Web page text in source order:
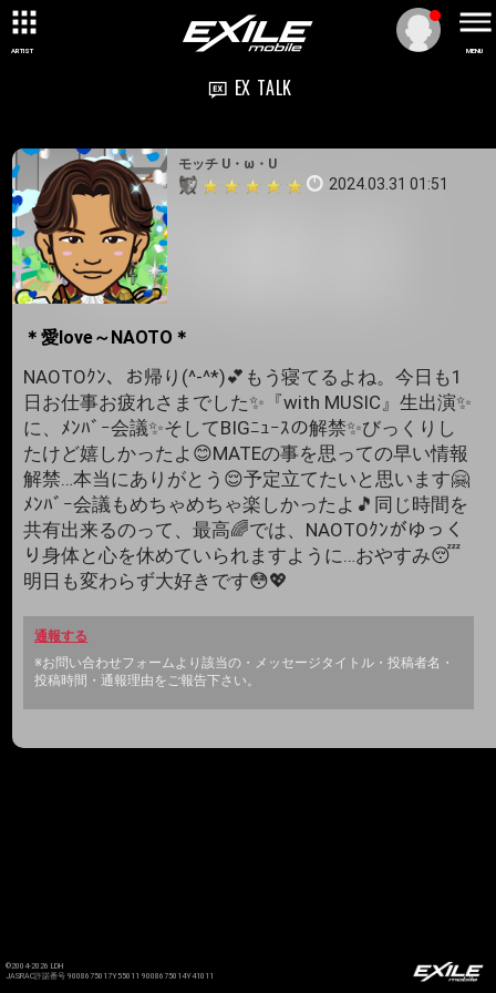
ARTIST MENU
EX TALK
モッチ U・ω・U
2024.03.31 01:51
＊愛love～NAOTO＊
NAOTOｸﾝ、お帰り(^-^*)💕もう寝てるよね。今日も1
日お仕事お疲れさまでした✨『with MUSIC』生出演✨
に、ﾒﾝﾊﾞｰ会議✨そしてBIGﾆｭｰｽの解禁✨びっくりし
たけど嬉しかったよ😊MATEの事を思っての早い情報
解禁…本当にありがとう😌予定立てたいと思います🤗
ﾒﾝﾊﾞｰ会議もめちゃめちゃ楽しかったよ🎵同じ時間を
共有出来るのって、最高🌈では、NAOTOｸﾝがゆっく
り身体と心を休めていられますように…おやすみ😴
明日も変わらず大好きです😳💖
通報する
※お問い合わせフォームより該当の・メッセージタイトル・投稿者名・
投稿時間・通報理由をご報告下さい。
©2004-2026 LDH
JASRAC許諾番号 9008675017Y55011 9008675014Y41011